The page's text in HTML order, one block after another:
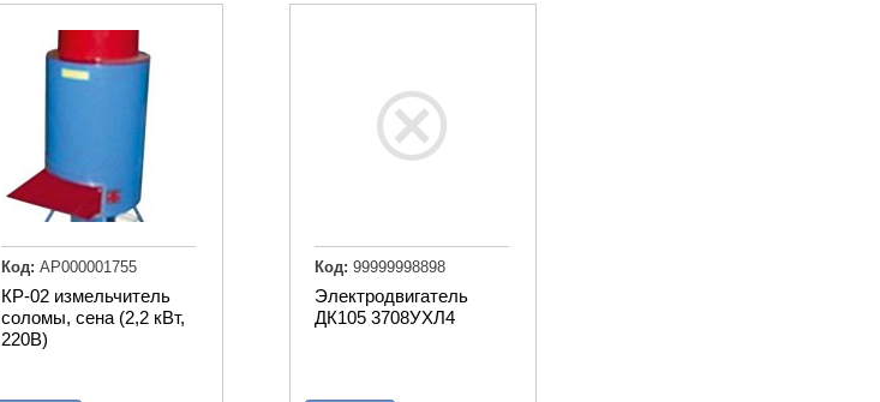
КР-02 измельчитель
соломы, сена (2,2 кВт,
220В)
Код: АР000001755
Электродвигатель
ДК105 3708УХЛ4
Код: 99999998898